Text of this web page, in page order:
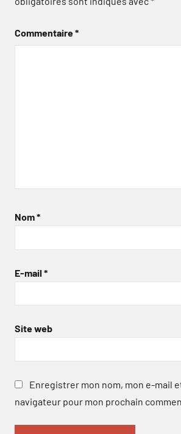
Commentaire*
Nom*
E-mail *
Site web
Enregistrer mon nom, mon e-mail
navigateur pour mon prochain